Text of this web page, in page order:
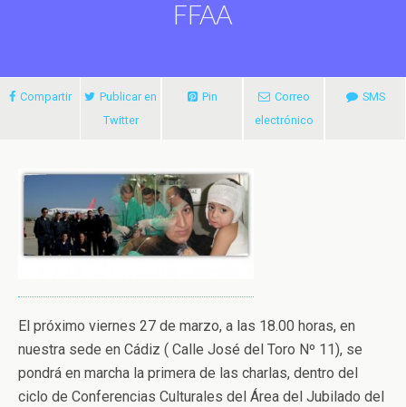
FFAA
Compartir
Publicar en
Twitter
Pin
Correo
electrónico
SMS
El próximo viernes 27 de marzo, a las 18.00 horas, en
nuestra sede en Cádiz ( Calle José del Toro Nº 11), se
pondrá en marcha la primera de las charlas, dentro del
ciclo de Conferencias Culturales del Área del Jubilado del